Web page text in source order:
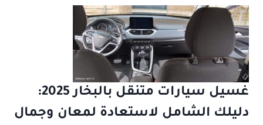
غسيل سيارات متنقل بالبخار 2025:
دليلك الشامل لاستعادة لمعان وجمال